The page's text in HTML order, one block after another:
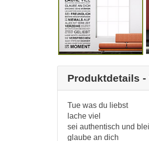
Produktdetails -
Tue was du liebst
lache viel
sei authentisch und
glaube an dich